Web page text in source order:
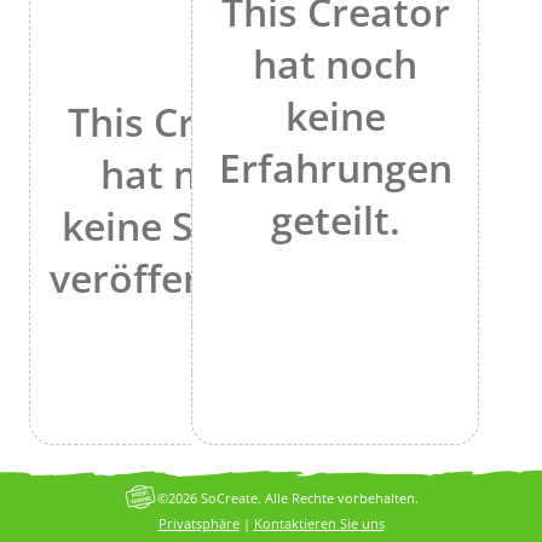
This Creator
hat noch
keine Stories
veröffentlicht.
This Creator
hat noch
keine
Erfahrungen
geteilt.
Privatsphäre| Kontaktieren Sie uns
©2026 SoCreate. Alle Rechte vorbehalten.